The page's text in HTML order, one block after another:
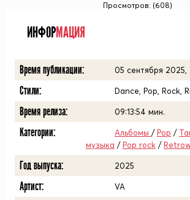
Просмотров: (608)
ИНФОРМАЦИЯ
Время публикации: 05 сентября 2025,
Стили: Dance, Pop, Rock,
Время релиза: 09:13:54 мин.
Категории: Альбомы /Pop /
музыка /Pop rock /
Год выпуска: 2025
Артист: VA